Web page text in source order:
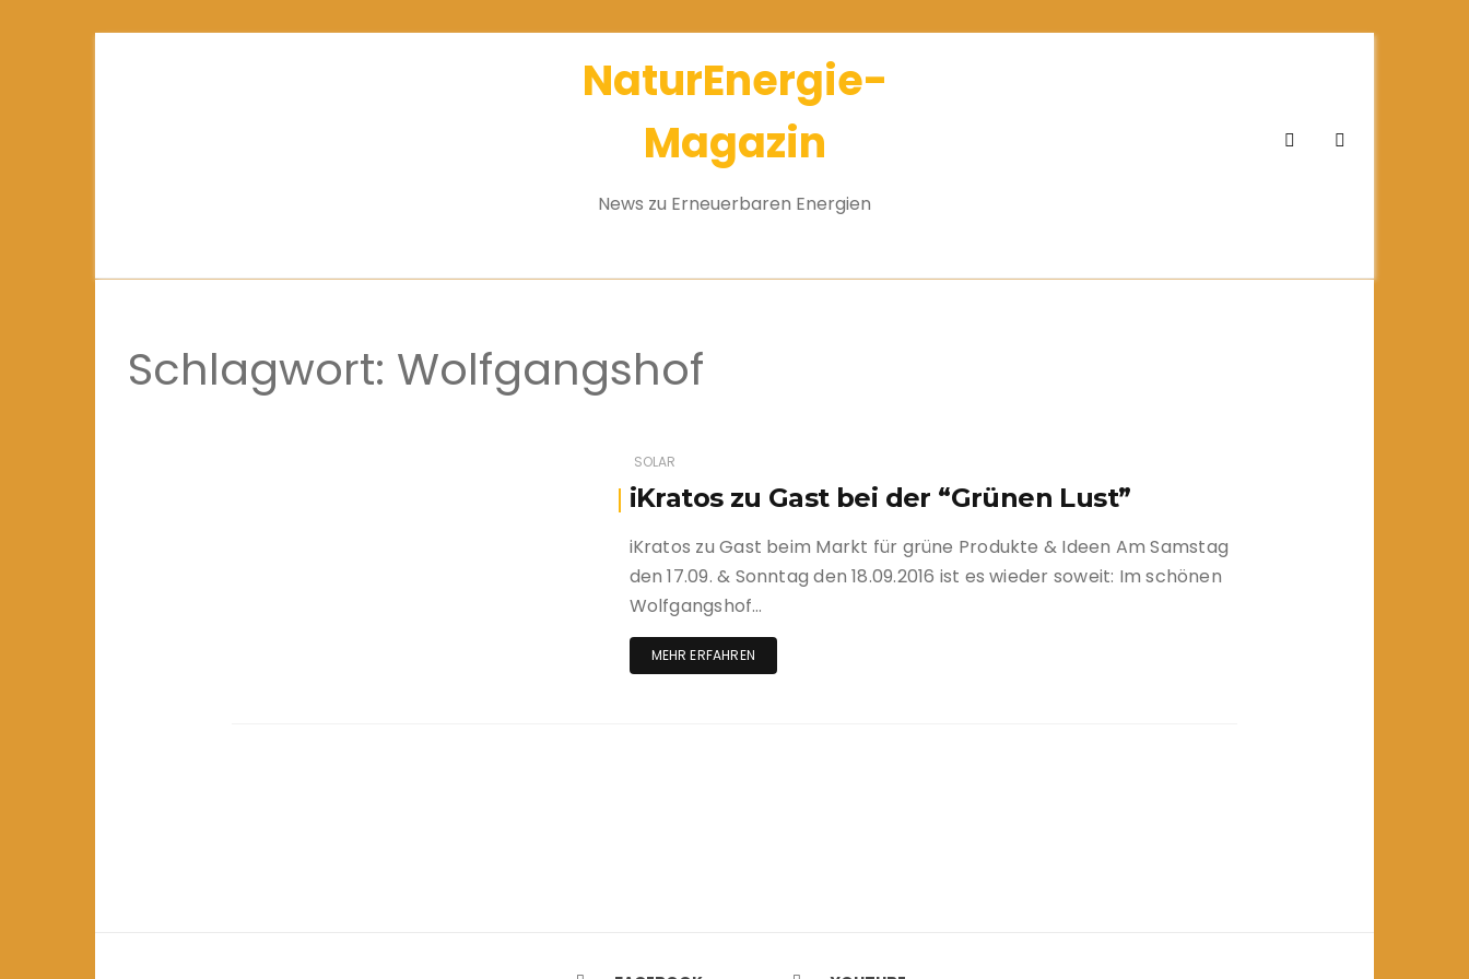
NaturEnergie-
Magazin
News zu Erneuerbaren Energien
Schlagwort: Wolfgangshof
SOLAR
iKratos zu Gast bei der “Grünen Lust”
iKratos zu Gast beim Markt für grüne Produkte & Ideen Am Samstag
den 17.09. & Sonntag den 18.09.2016 ist es wieder soweit: Im schönen
Wolfgangshof…
MEHR ERFAHREN